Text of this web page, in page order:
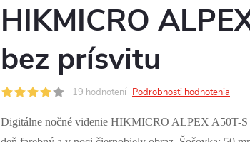
HIKMICRO
bez prísvitu
19 hodnotení Podrobnosti hodnotenia
Digitálne nočné videnie HIKMICRO ALPEX A50T-S